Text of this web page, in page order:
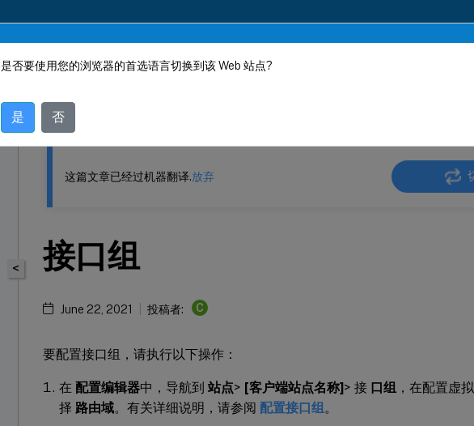
此内容已经过机器动态翻译。
<
这篇文章已经过机器翻译.放弃
接口组
June 22, 2021 投稿者: C
要配置接口组，请执行以下操作：
在 配置编辑器中，导航到 站点> [客户端站点名称]> 接 口组 ，在配置虚
择 路由域。有关详细说明，请参阅 配置接口组 。
是否要使用您的浏览器的首选语言切换到该 Web 站点?
是 否